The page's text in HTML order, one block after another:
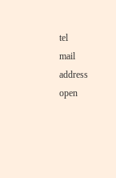
tel
mail
address
open